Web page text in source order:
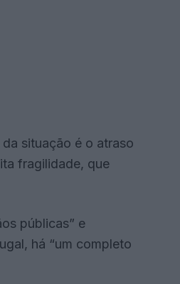
situação é o atraso
fragilidade, que
públicas” e
há “um completo